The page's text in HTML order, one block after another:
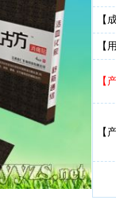
【
【
【